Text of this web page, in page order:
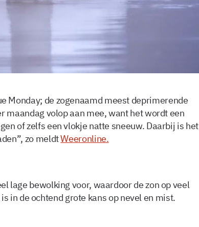
Monday; de zogenaamd meest deprimerende
maandag volop aan mee, want het wordt een
of zelfs een vlokje natte sneeuw. Daarbij is het
zo meldtWeeronline.
lage bewolking voor, waardoor de zon op veel
in de ochtend grote kans op nevel en mist.